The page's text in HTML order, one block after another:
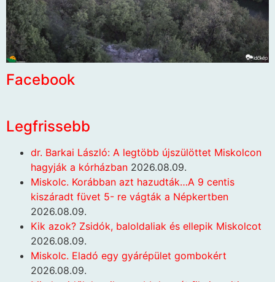
Facebook
Legfrissebb
dr. Barkai László: A legtöbb újszülöttet Miskolcon
hagyják a kórházban 2026.08.09.
Miskolc. Korábban azt hazudták…A 9 centis
kiszáradt füvet 5- re vágták a Népkertben
2026.08.09.
Kik azok? Zsidók, baloldaliak és ellepik Miskolcot
2026.08.09.
Miskolc. Eladó egy gyárépület gombokért
2026.08.09.